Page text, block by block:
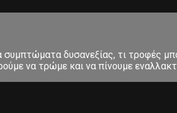
δυσανεξίας, τι τροφές
να τρώμε και να πίνουμε